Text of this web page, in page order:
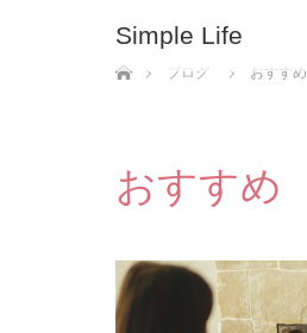
Simple Life
ホーム
ブログ
おすすめ
おすすめ